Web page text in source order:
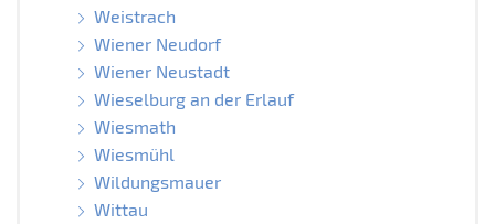
Weistrach
Wiener Neudorf
Wiener Neustadt
Wieselburg an der Erlauf
Wiesmath
Wiesmühl
Wildungsmauer
Wittau